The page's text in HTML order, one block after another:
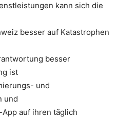
kann sich die
besser auf Katastrophen
besser
ist
und
und
auf ihren täglich